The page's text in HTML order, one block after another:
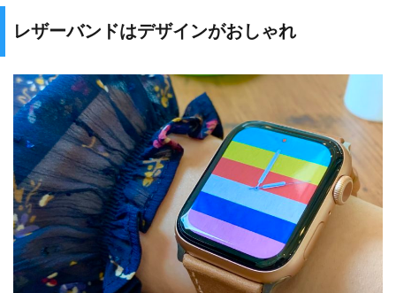
レザーバンドはデザインがおしゃれ